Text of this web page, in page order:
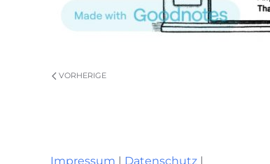
VORHERIGE
Impressum Datenschutz